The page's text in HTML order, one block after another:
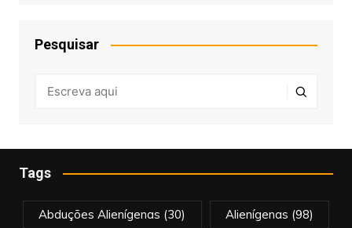
Pesquisar
Tags
Abduções Alienígenas (30) Alienígenas (98)